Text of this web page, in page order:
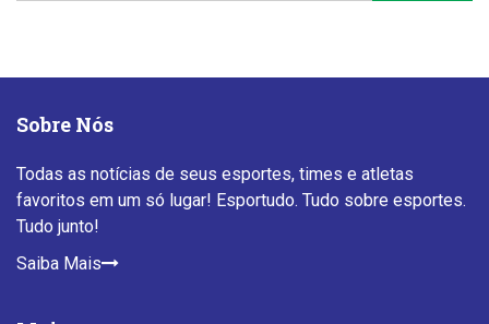
Sobre Nós
Todas as notícias de seus esportes, times e atletas
favoritos em um só lugar! Esportudo. Tudo sobre esportes.
Tudo junto!
Saiba Mais